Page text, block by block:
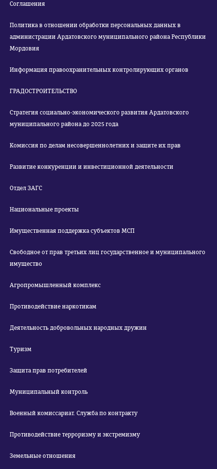
Соглашения
Политика в отношении обработки персональных данных в
администрации Ардатовского муниципального района Республики
Мордовия
Информация правоохранительных контролирующих органов
ГРАДОСТРОИТЕЛЬСТВО
Стратегия социально-экономического развития Ардатовского
муниципального района до 2025 года
Комиссия по делам несовершеннолетних и защите их прав
Развитие конкуренции и инвестиционной деятельности
Отдел ЗАГС
Национальные проекты
Имущественная поддержка субъектов МСП
Свободное от прав третьих лиц государственное и муниципального
имущество
Агропромышленный комплекс
Противодействие наркотикам
Деятельность добровольных народных дружин
Туризм
Защита прав потребителей
Муниципальный контроль
Военный комиссариат. Служба по контракту
Противодействие терроризму и экстремизму
Земельные отношения